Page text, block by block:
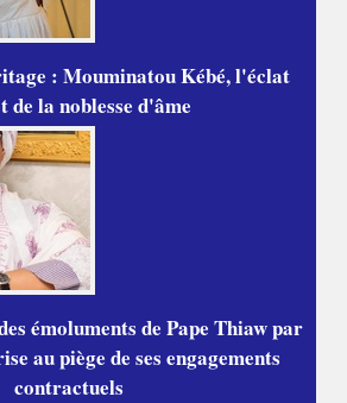
: Mouminatou Kébé, l'éclat
de la noblesse d'âme
émoluments de Pape Thiaw par
au piège de ses engagements
contractuels